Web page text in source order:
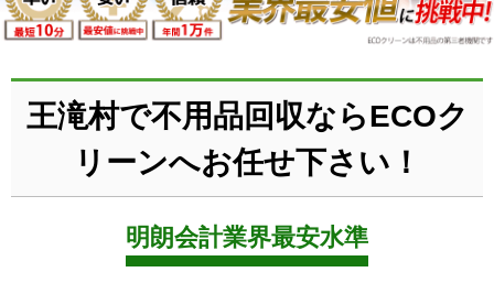
王滝村で不用品回収ならECOク
リーンへお任せ下さい！
明朗会計業界最安水準